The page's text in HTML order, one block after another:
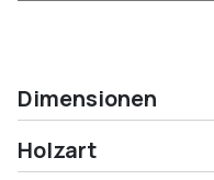
Dimensionen
Holzart